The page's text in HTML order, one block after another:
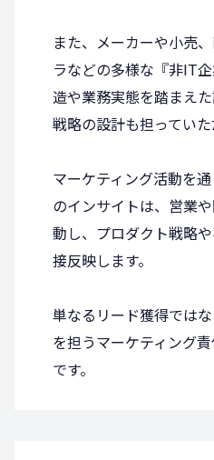
また、メーカーや小売
ラなどの多様な『非IT
造や業務実態を踏まえ
戦略の設計も担っていた
マーケティング活動を
のインサイトは、営業
動し、プロダクト戦略
接反映します。
単なるリード獲得では
を担うマーケティング
です。